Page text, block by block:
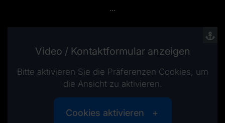
...
Video / Kontaktformular anzeigen
Bitte aktivieren Sie die Präferenzen Cookies, um
die Ansicht zu aktivieren.
Cookies aktivieren